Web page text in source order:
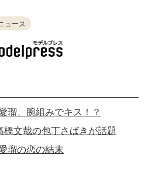
ュース
瑠、腕組みでキス！？
橋文哉の包丁さばきが話題
瑠の恋の結末